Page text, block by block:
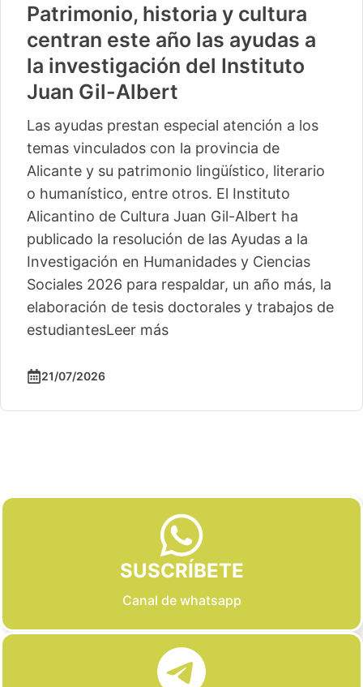
Patrimonio, historia y cultura
centran este año las ayudas a
la investigación del Instituto
Juan Gil-Albert
Las ayudas prestan especial atención a los
temas vinculados con la provincia de
Alicante y su patrimonio lingüístico, literario
o humanístico, entre otros. El Instituto
Alicantino de Cultura Juan Gil-Albert ha
publicado la resolución de las Ayudas a la
Investigación en Humanidades y Ciencias
Sociales 2026 para respaldar, un año más, la
elaboración de tesis doctorales y trabajos de
estudiantesLeer más
21/07/2026
SUSCRÍBETE
Canal de whatsapp